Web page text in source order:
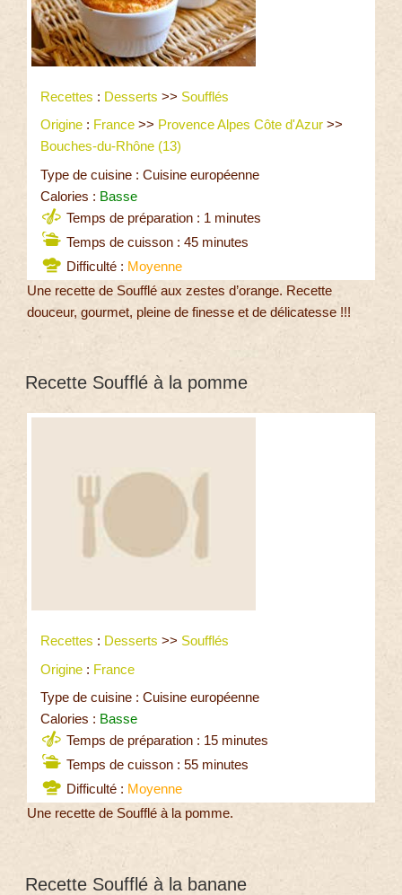
Recettes : Desserts >> Soufflés
Origine : France >> Provence Alpes Côte d'Azur >>
Bouches-du-Rhône (13)
Type de cuisine : Cuisine européenne
Calories : Basse
Temps de préparation : 1 minutes
Temps de cuisson : 45 minutes
Difficulté : Moyenne
Une recette de Soufflé aux zestes d’orange. Recette
douceur, gourmet, pleine de finesse et de délicatesse !!!
Recette Soufflé à la pomme
Recettes : Desserts >> Soufflés
Origine : France
Type de cuisine : Cuisine européenne
Calories : Basse
Temps de préparation : 15 minutes
Temps de cuisson : 55 minutes
Difficulté : Moyenne
Une recette de Soufflé à la pomme.
Recette Soufflé à la banane